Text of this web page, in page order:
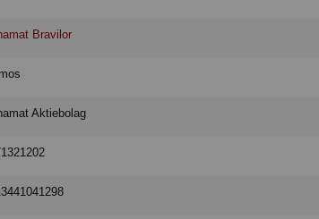
Bravilor
Aktiebolag